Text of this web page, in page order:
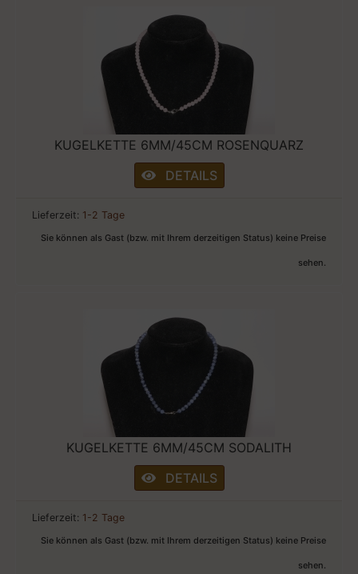
KUGELKETTE 6MM/45CM ROSENQUARZ
DETAILS
Lieferzeit: 1-2 Tage
Sie können als Gast (bzw. mit Ihrem derzeitigen Status) keine Preise
sehen.
KUGELKETTE 6MM/45CM SODALITH
DETAILS
Lieferzeit: 1-2 Tage
Sie können als Gast (bzw. mit Ihrem derzeitigen Status) keine Preise
sehen.